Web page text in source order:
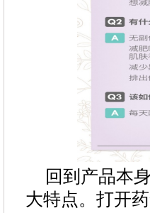
回到产品本
大特点。打开